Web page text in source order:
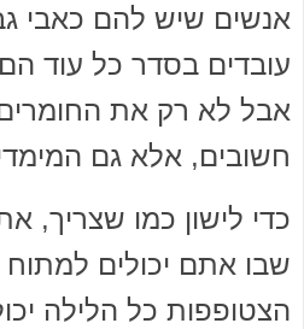
אנשים שיש להם כאבי
עובדים בסדר כל עוד
אבל לא רק את
חשובים, אלא גם
כדי לישון כמו שצריך,
שבו אתם יכולים
הצטופפות כל הלילה